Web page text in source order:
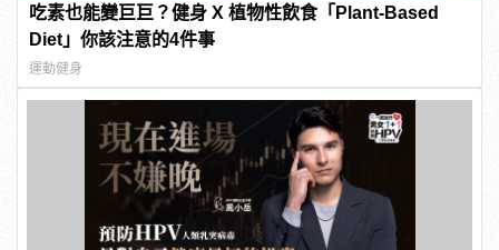
吃素也能變巨巨？健身 X 植物性飲食「Plant-Based
Diet」你該注意的4件事
運動健身